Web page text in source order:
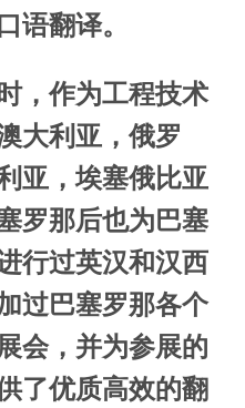
语翻译。
，作为工程技术
大利亚，俄罗
亚，埃塞俄比亚
罗那后也为巴塞
行过英汉和汉西
过巴塞罗那各个
会，并为参展的
了优质高效的翻